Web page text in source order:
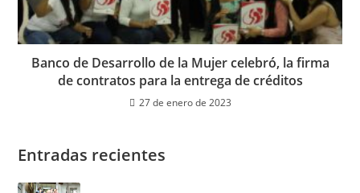
Banco de Desarrollo de la Mujer celebró, la firma
de contratos para la entrega de créditos
27 de enero de 2023
Entradas recientes